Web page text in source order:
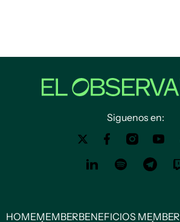
Siguenos en:
HOMEMEMBERBENEFICIOS MEMBER